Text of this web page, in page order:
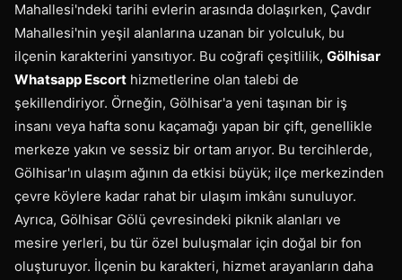
Mahallesi'ndeki tarihi evlerin arasında dolaşırken, Çavdır
Mahallesi'nin yeşil alanlarına uzanan bir yolculuk, bu
ilçenin karakterini yansıtıyor. Bu coğrafi çeşitlilik, Gölhisar
Whatsapp Escort hizmetlerine olan talebi de
şekillendiriyor. Örneğin, Gölhisar'a yeni taşınan bir iş
insanı veya hafta sonu kaçamağı yapan bir çift, genellikle
merkeze yakın ve sessiz bir ortam arıyor. Bu tercihlerde,
Gölhisar'ın ulaşım ağının da etkisi büyük; ilçe merkezinden
çevre köylere kadar rahat bir ulaşım imkânı sunuluyor.
Ayrıca, Gölhisar Gölü çevresindeki piknik alanları ve
mesire yerleri, bu tür özel buluşmalar için doğal bir fon
oluşturuyor. İlçenin bu karakteri, hizmet arayanların daha